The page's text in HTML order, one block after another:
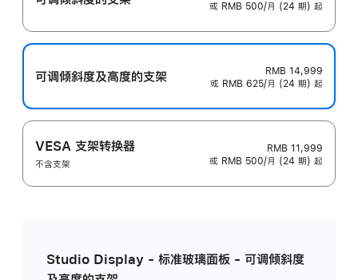
或 RMB 500/月 (24 期) 起
可调倾斜度及高‍度的支‍架
RMB 14,999
或 RMB 625/月 (24 期) 起
VESA 支架转换器
不含支架
RMB 11,999
或 RMB 500/月 (24 期) 起
Studio Display - 标准玻璃面板 - 可调倾斜度